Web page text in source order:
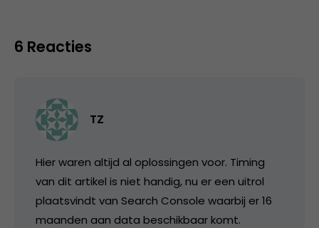
6 Reacties
TZ
Hier waren altijd al oplossingen voor. Timing
van dit artikel is niet handig, nu er een uitrol
plaatsvindt van Search Console waarbij er 16
maanden aan data beschikbaar komt.